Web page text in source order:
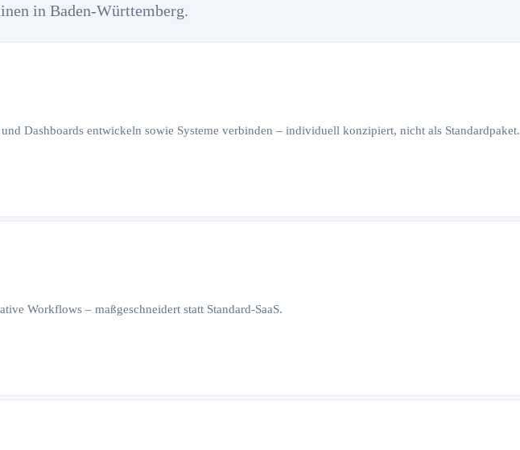
in Baden-Württemberg.
Dashboards entwickeln sowie Systeme verbinden – individuell konzipiert, nicht als Standardpaket.
Workflows – maßgeschneidert statt Standard-SaaS.